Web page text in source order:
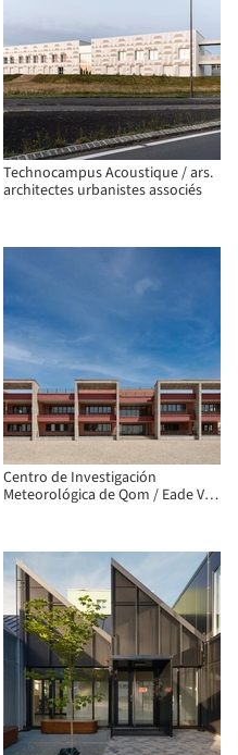
Technocampus Acoustique / ars.
architectes urbanistes associés
Centro de Investigación
Meteorológica de Qom / Eade Va